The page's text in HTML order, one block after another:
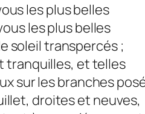
les plus belles
les plus belles
soleil transpercés ;
tranquilles, et telles
sur les branches
droites et neuves,